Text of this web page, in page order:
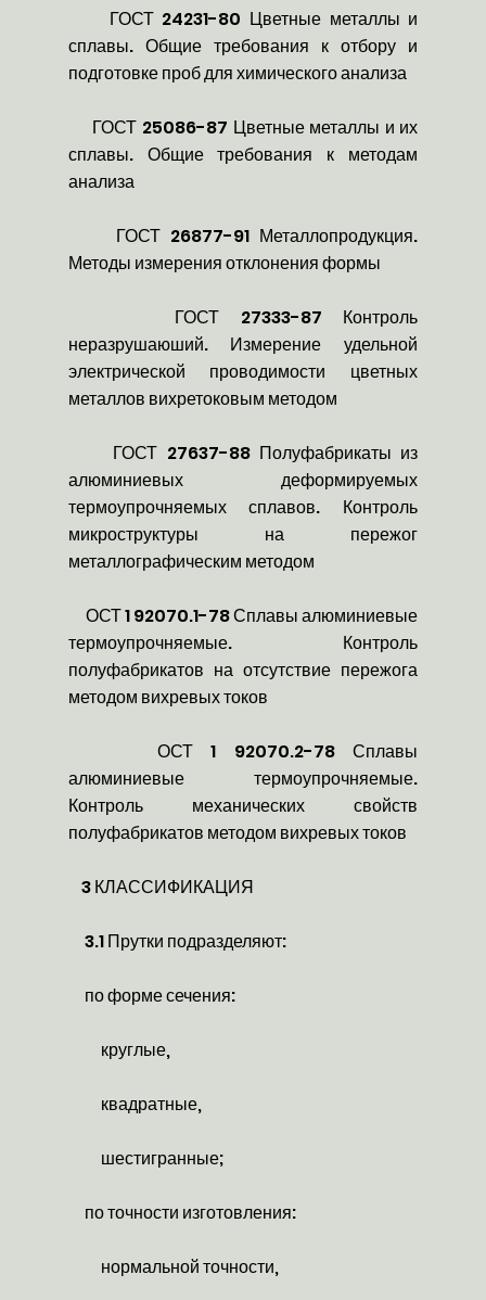
ГОСТ 24231-80 Цветные металлы и
сплавы. Общие требования к отбору и
подготовке проб для химического анализа
ГОСТ 25086-87 Цветные металлы и их
сплавы. Общие требования к методам
анализа
ГОСТ 26877-91 Металлопродукция.
Методы измерения отклонения формы
ГОСТ 27333-87 Контроль
неразрушаюший. Измерение удельной
электрической проводимости цветных
металлов вихретоковым методом
ГОСТ 27637-88 Полуфабрикаты из
алюминиевых деформируемых
термоупрочняемых сплавов. Контроль
микроструктуры на пережог
металлографическим методом
ОСТ 1 92070.1-78 Сплавы алюминиевые
термоупрочняемые. Контроль
полуфабрикатов на отсутствие пережога
методом вихревых токов
ОСТ 1 92070.2-78 Сплавы
алюминиевые термоупрочняемые.
Контроль механических свойств
полуфабрикатов методом вихревых токов
3 КЛАССИФИКАЦИЯ
3.1 Прутки подразделяют:
по форме сечения:
круглые,
квадратные,
шестигранные;
по точности изготовления:
нормальной точности,